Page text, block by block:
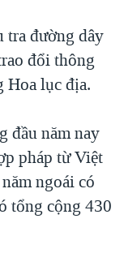
tra đường dây
đổi thông
lục địa.
đầu năm nay
pháp từ Việt
ngoái có
tổng cộng 430